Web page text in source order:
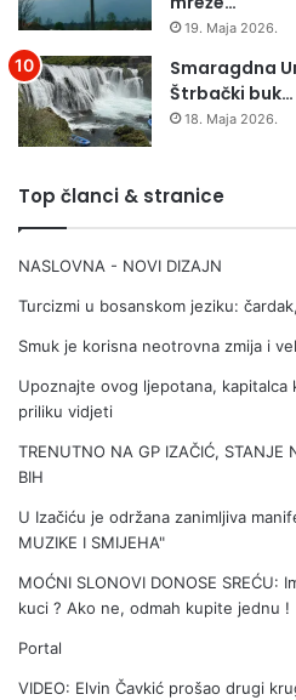
19. Maja 2026.
Smaragdna
Štrbački
18. Maja 2026.
Top članci & stranice
NASLOVNA - NOVI DIZAJN
Turcizmi u bosanskom jeziku:
Smuk je korisna neotrovna zmija i
Upoznajte ovog ljepotana, kapitalca
priliku vidjeti
TRENUTNO NA GP IZAČIĆ, STANJE
BIH
U Izačiću je održana zanimljiva
MUZIKE I SMIJEHA"
MOĆNI SLONOVI DONOSE
kuci ? Ako ne, odmah kupite jednu !
Portal
VIDEO: Elvin Čavkić prošao drugi